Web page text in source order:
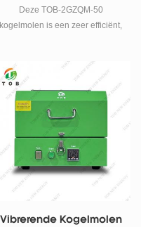
Kogelmolen
Deze TOB-2GZQM-50
kogelmolen is een zeer efficiënt,
laboratoriummonsters (klein en
microscopisch). Het instrument
maakt gebruik van een
driedimensionale rotatie- en
trillingsbeweging tijdens het
malen, en de botsingsenergie is
hoger dan die van andere typen
kogelmolens. Het instrument is
bovendien compact, licht en
Vibrerende Kogelmolen